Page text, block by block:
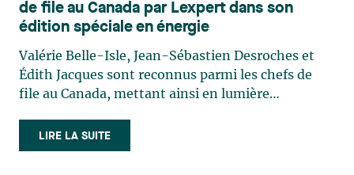
de file au Canada par Lexpert dans son
édition spéciale en énergie
Valérie Belle-Isle, Jean-Sébastien Desroches et
Édith Jacques sont reconnus parmi les chefs de
file au Canada, mettant ainsi en lumière
le domaine du droit des technologies. Valérie
Belle-Isle est associée au sein du groupe de droit
LIRE LA SUITE